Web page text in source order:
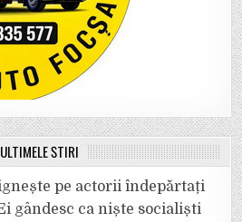
ULTIMELE ȘTIRI
pe actorii îndepărtați
gândesc ca niște socialiști